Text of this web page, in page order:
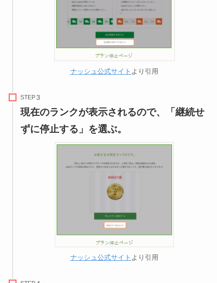
ナッシュ公式サイト より引用
STEP
現在のランクが表示されるので、「継続せ
ずに停止する」を選ぶ。
ナッシュ公式サイト より引用